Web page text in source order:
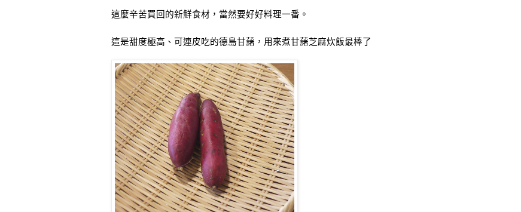
這麼辛苦買回的新鮮食材，當然要好好料理一番。
這是甜度極高、可連皮吃的德島甘藷，用來煮甘藷芝麻炊飯最棒了